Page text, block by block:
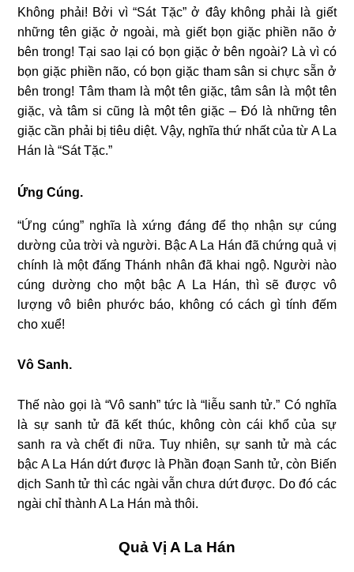
Không phải! Bởi vì “Sát Tặc” ở đây không phải là giết
những tên giặc ở ngoài, mà giết bọn giặc phiền não ở
bên trong! Tại sao lại có bọn giặc ở bên ngoài? Là vì có
bọn giặc phiền não, có bọn giặc tham sân si chực sẵn ở
bên trong! Tâm tham là một tên giặc, tâm sân là một tên
giặc, và tâm si cũng là một tên giặc – Đó là những tên
giặc cần phải bị tiêu diệt. Vậy, nghĩa thứ nhất của từ A La
Hán là “Sát Tặc.”
Ứng Cúng.
“Ứng cúng” nghĩa là xứng đáng để thọ nhận sự cúng
dường của trời và người. Bậc A La Hán đã chứng quả vị
chính là một đấng Thánh nhân đã khai ngộ. Người nào
cúng dường cho một bậc A La Hán, thì sẽ được vô
lượng vô biên phước báo, không có cách gì tính đếm
cho xuể!
Vô Sanh.
Thế nào gọi là “Vô sanh” tức là “liễu sanh tử.” Có nghĩa
là sự sanh tử đã kết thúc, không còn cái khổ của sự
sanh ra và chết đi nữa. Tuy nhiên, sự sanh tử mà các
bậc A La Hán dứt được là Phần đoạn Sanh tử, còn Biến
dịch Sanh tử thì các ngài vẫn chưa dứt được. Do đó các
ngài chỉ thành A La Hán mà thôi.
Quả Vị A La Hán